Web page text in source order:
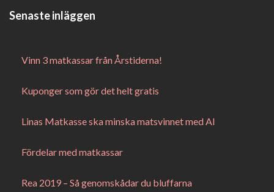
Senaste inläggen
Vinn 3 matkassar från Årstiderna!
Kuponger som gör det helt gratis
Linas Matkasse ska minska matsvinnet med AI
Fördelar med matkassar
Rea 2019 – Så genomskådar du bluffarna